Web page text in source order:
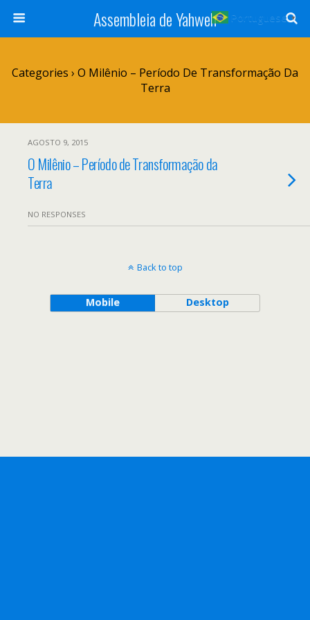
Assembleia de Yahweh
Categories › O Milênio – Período De Transformação Da
Terra
AGOSTO 9, 2015
O Milênio – Período de Transformação da
Terra
NO RESPONSES
Back to top
Mobile Desktop
Portuguese ▼